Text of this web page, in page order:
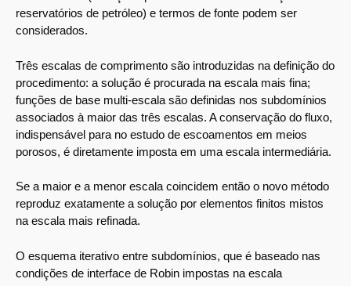
reservatórios de petróleo) e termos de fonte podem ser
considerados.
Três escalas de comprimento são introduzidas na definição do
procedimento: a solução é procurada na escala mais fina;
funções de base multi-escala são definidas nos subdomínios
associados à maior das três escalas. A conservação do fluxo,
indispensável para no estudo de escoamentos em meios
porosos, é diretamente imposta em uma escala intermediária.
Se a maior e a menor escala coincidem então o novo método
reproduz exatamente a solução por elementos finitos mistos
na escala mais refinada.
O esquema iterativo entre subdomínios, que é baseado nas
condições de interface de Robin impostas na escala